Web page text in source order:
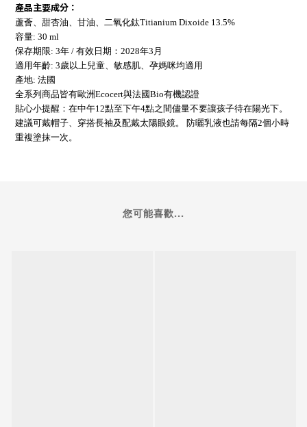
產品主要成分：
蘆薈、甜杏油、甘油、二氧化鈦Titianium Dixoide 13.5%
容量: 30 ml
保存期限: 3年 / 有效日期：2028年3月
適用年齡: 3歲以上兒童、敏感肌、孕媽咪均適用
產地: 法國
全系列商品皆有歐洲Ecocert與法國Bio有機認證
貼心小提醒：在中午12點至下午4點之間儘量不要讓孩子待在陽光下。
建議可戴帽子、穿搭長袖及配戴太陽眼鏡。 防曬乳液也請每隔2個小時
重複塗抹一次。
您可能喜歡...